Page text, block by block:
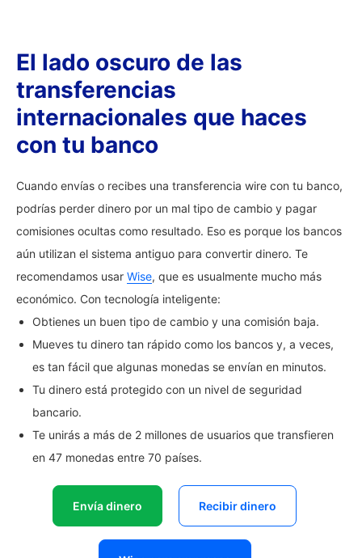
El lado oscuro de las
transferencias
internacionales que haces
con tu banco
Cuando envías o recibes una transferencia wire con tu banco,
podrías perder dinero por un mal tipo de cambio y pagar
comisiones ocultas como resultado. Eso es porque los bancos
aún utilizan el sistema antiguo para convertir dinero. Te
recomendamos usar Wise, que es usualmente mucho más
económico. Con tecnología inteligente:
Obtienes un buen tipo de cambio y una comisión baja.
Mueves tu dinero tan rápido como los bancos y, a veces,
es tan fácil que algunas monedas se envían en minutos.
Tu dinero está protegido con un nivel de seguridad
bancario.
Te unirás a más de 2 millones de usuarios que transfieren
en 47 monedas entre 70 países.
Envía dinero Recibir dinero